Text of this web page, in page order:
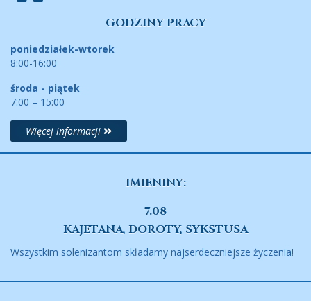
GODZINY PRACY
poniedziałek-wtorek
8:00-16:00
środa - piątek
7:00 – 15:00
Więcej informacji
IMIENINY:
7.08
KAJETANA, DOROTY, SYKSTUSA
Wszystkim solenizantom składamy najserdeczniejsze życzenia!